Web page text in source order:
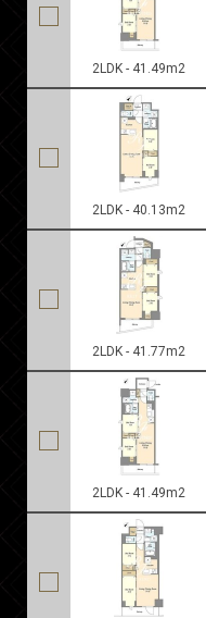
2LDK - 41.49m2
2LDK - 40.13m2
2LDK - 41.77m2
2LDK - 41.49m2